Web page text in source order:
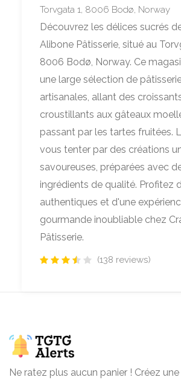
Torvgata 1, 8006 Bodø, Norway
Découvrez les délices sucrés
Alibone Pâtisserie, situé au
8006 Bodø, Norway. Ce
une large sélection de
artisanales, allant des
croustillants aux gâteaux
passant par les tartes fruitées.
vous tenter par des créations
savoureuses, préparées avec
ingrédients de qualité. Profitez
authentiques et d'une
gourmande inoubliable chez
Pâtisserie.
(138 reviews)
Ne ratez plus aucun panier ! Créez